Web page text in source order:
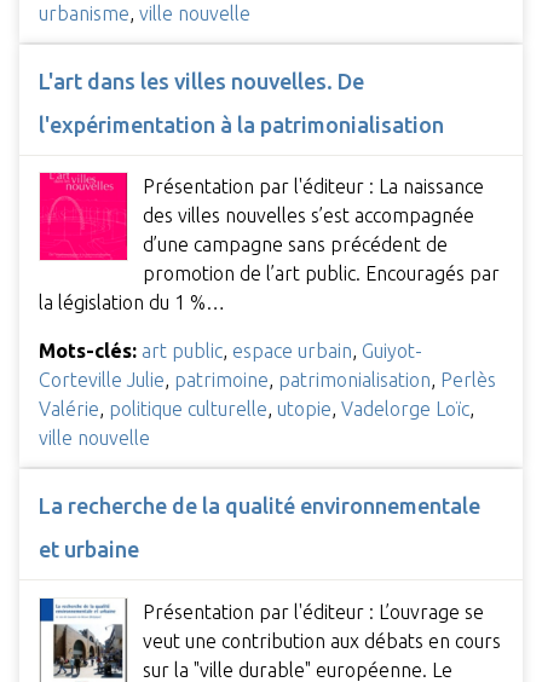
urbanisme, ville nouvelle
L'art dans les villes nouvelles. De
l'expérimentation à la patrimonialisation
Présentation par l'éditeur : La naissance
des villes nouvelles s’est accompagnée
d’une campagne sans précédent de
promotion de l’art public. Encouragés par
la législation du 1 %…
Mots-clés: art public, espace urbain, Guiyot-
Corteville Julie, patrimoine, patrimonialisation, Perlès
Valérie, politique culturelle, utopie, Vadelorge Loïc,
ville nouvelle
La recherche de la qualité environnementale
et urbaine
Présentation par l'éditeur : L’ouvrage se
veut une contribution aux débats en cours
sur la "ville durable" européenne. Le